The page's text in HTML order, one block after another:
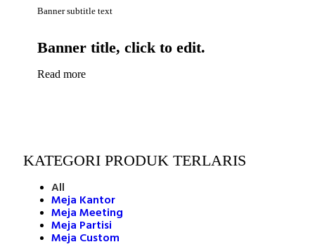
Banner subtitle text
Banner title, click to edit.
Read more
KATEGORI PRODUK TERLARIS
All
Meja Kantor
Meja Meeting
Meja Partisi
Meja Custom